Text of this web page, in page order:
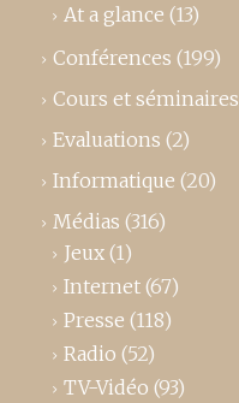
At a glance (13)
Conférences (199)
Cours et séminaires
Evaluations (2)
Informatique (20)
Médias (316)
Jeux (1)
Internet (67)
Presse (118)
Radio (52)
TV-Vidéo (93)